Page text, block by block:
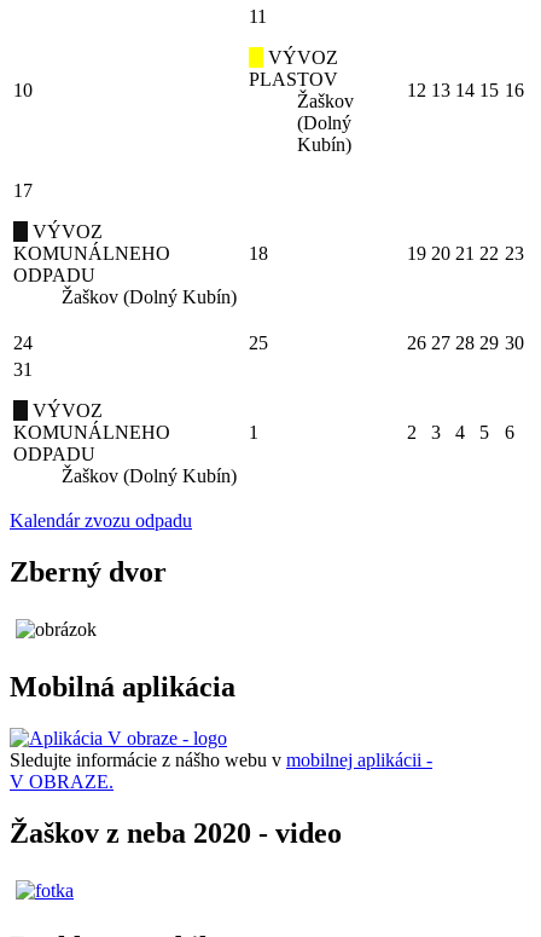
10
11
VÝVOZ
PLASTOV
Žaškov
(Dolný
Kubín)
12 13 14 15 16
17
VÝVOZ
KOMUNÁLNEHO
ODPADU
Žaškov (Dolný Kubín)
18 19 20 21 22 23
24 25 26 27 28 29 30
31
VÝVOZ
KOMUNÁLNEHO
ODPADU
Žaškov (Dolný Kubín)
1 2 3 4 5 6
Kalendár zvozu odpadu
Zberný dvor
Mobilná aplikácia
Sledujte informácie z nášho webu v mobilnej aplikácii -
V OBRAZE.
Žaškov z neba 2020 - video